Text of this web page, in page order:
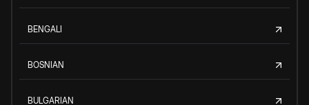
BENGALI
BOSNIAN
BULGARIAN